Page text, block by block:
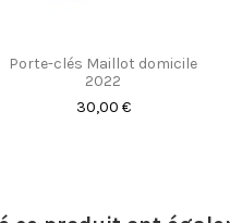
Porte-clés Maillot domicile
2022
30,00 €